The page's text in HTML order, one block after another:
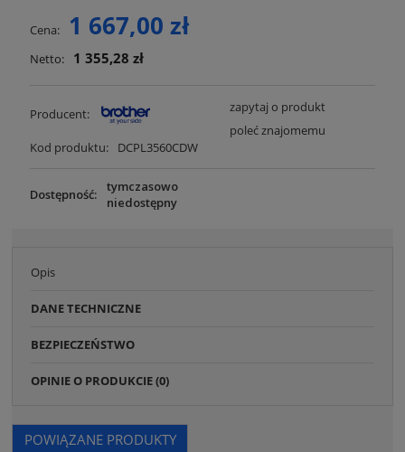
Cena: 1 667,00 zł
Netto: 1 355,28 zł
Producent:
Kod produktu: DCPL3560CDW
zapytaj o produkt
poleć znajomemu
Dostępność:
tymczasowo
niedostępny
Opis
DANE TECHNICZNE
BEZPIECZEŃSTWO
OPINIE O PRODUKCIE (0)
POWIĄZANE PRODUKTY